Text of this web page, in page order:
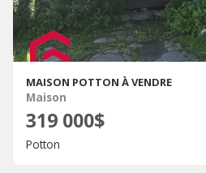
MAISON POTTON À VENDRE
Maison
319 000$
Potton